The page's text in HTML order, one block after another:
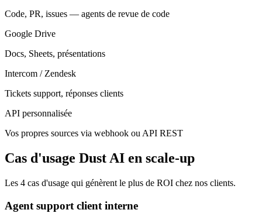
Code, PR, issues — agents de revue de code
Google Drive
Docs, Sheets, présentations
Intercom / Zendesk
Tickets support, réponses clients
API personnalisée
Vos propres sources via webhook ou API REST
Cas d'usage Dust AI en scale-up
Les 4 cas d'usage qui génèrent le plus de ROI chez nos clients.
Agent support client interne